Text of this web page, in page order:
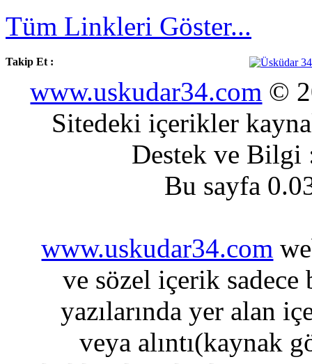
Tüm Linkleri Göster...
Takip Et :
www.uskudar34.com ©
Sitedeki içerikler
Destek ve
Bu sayfa
www.uskudar34.com
ve sözel içerik sadece
yazılarında yer alan
veya alıntı(kaynak